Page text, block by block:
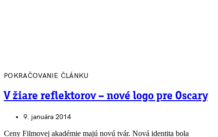
POKRAČOVANIE ČLÁNKU
V žiare reflektorov – nové logo pre Oscary
9. januára 2014
Ceny Filmovej akadémie majú novú tvár. Nová identita bola